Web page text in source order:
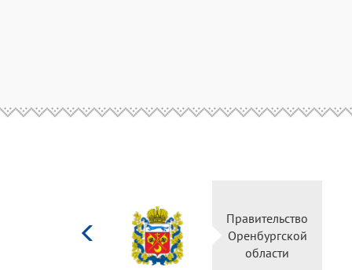
Министерство
культуры
Российской
федерации